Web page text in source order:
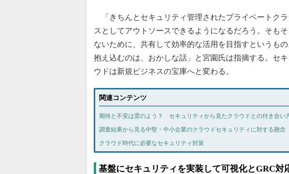
「きちんとセキュリティ管理されたプライベートク
スとしてアウトソースできるようになるだろう。そも
ないために、共有して効率的な活用を目指すというも
抱え込むのは、おかしな話」と宮園氏は指摘する。セ
ウドは新規ビジネスの宝庫へと変わる。
関連コンテンツ
期待と不安は雲のよう？ セキュリティから見たクラウドとの付き合い
調査結果から見る中堅・中小企業のクラウドセキュリティに対する懸念
クラウド時代に必要なセキュリティ対策
基盤にセキュリティを実装して可視化とGRC対